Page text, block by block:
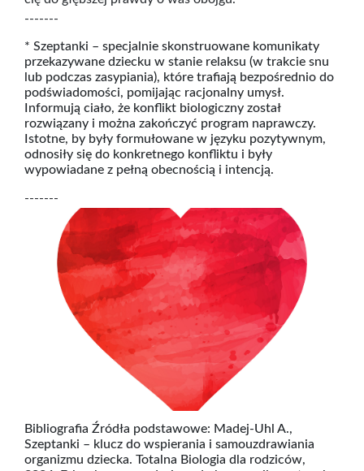
-------
* Szeptanki – specjalnie skonstruowane komunikaty
przekazywane dziecku w stanie relaksu (w trakcie snu
lub podczas zasypiania), które trafiają bezpośrednio do
podświadomości, pomijając racjonalny umysł.
Informują ciało, że konflikt biologiczny został
rozwiązany i można zakończyć program naprawczy.
Istotne, by były formułowane w języku pozytywnym,
odnosiły się do konkretnego konfliktu i były
wypowiadane z pełną obecnością i intencją.
-------
Bibliografia Źródła podstawowe: Madej-Uhl A.,
Szeptanki – klucz do wspierania i samouzdrawiania
organizmu dziecka. Totalna Biologia dla rodziców,